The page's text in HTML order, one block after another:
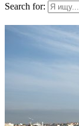
Search for: